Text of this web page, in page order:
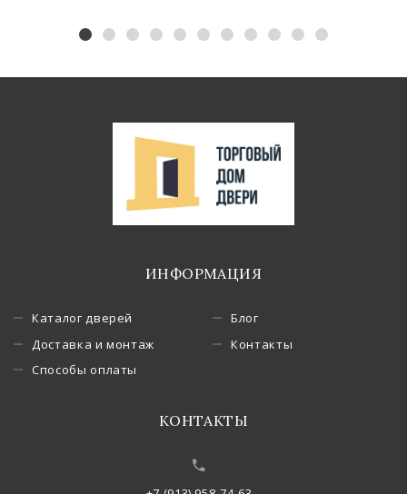
ИНФОРМАЦИЯ
Каталог дверей
Доставка и монтаж
Способы оплаты
Блог
Контакты
КОНТАКТЫ